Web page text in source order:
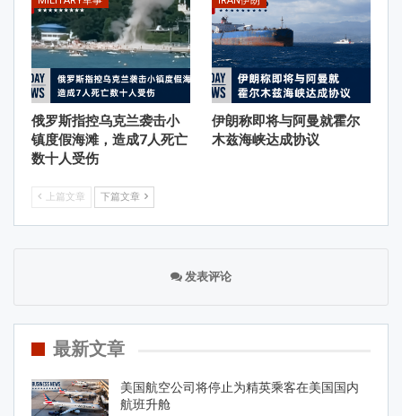
俄罗斯指控乌克兰袭击小
镇度假海滩，造成7人死亡
数十人受伤
伊朗称即将与阿曼就霍尔
木兹海峡达成协议
上篇文章 下篇文章
发表评论
最新文章
美国航空公司将停止为精英乘客在美国国内
航班升舱